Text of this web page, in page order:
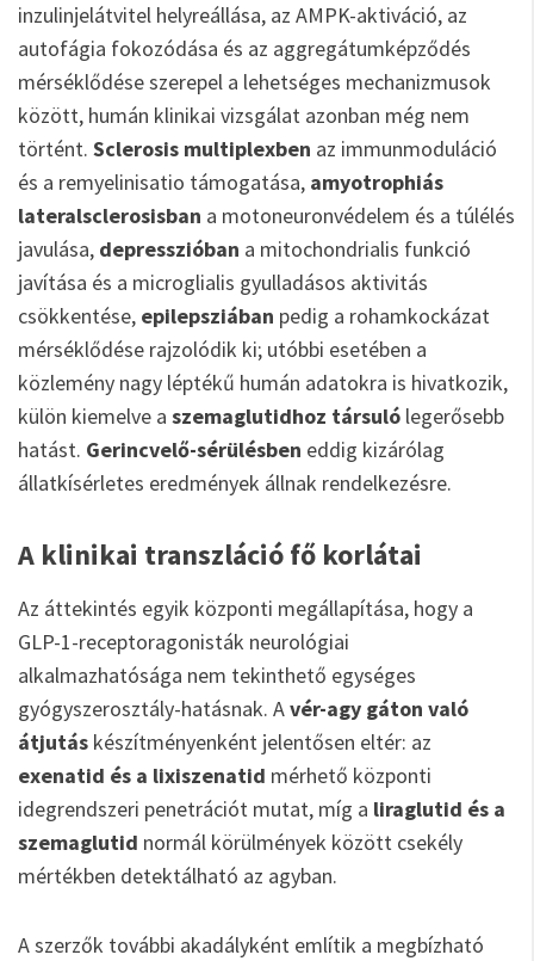
inzulinjelátvitel helyreállása, az AMPK-aktiváció, az
autofágia fokozódása és az aggregátumképződés
mérséklődése szerepel a lehetséges mechanizmusok
között, humán klinikai vizsgálat azonban még nem
történt. Sclerosis multiplexben az immunmoduláció
és a remyelinisatio támogatása, amyotrophiás
lateralsclerosisban a motoneuronvédelem és a túlélés
javulása, depresszióban a mitochondrialis funkció
javítása és a microglialis gyulladásos aktivitás
csökkentése, epilepsziában pedig a rohamkockázat
mérséklődése rajzolódik ki; utóbbi esetében a
közlemény nagy léptékű humán adatokra is hivatkozik,
külön kiemelve a szemaglutidhoz társuló legerősebb
hatást. Gerincvelő-sérülésben eddig kizárólag
állatkísérletes eredmények állnak rendelkezésre.
A klinikai transzláció fő korlátai
Az áttekintés egyik központi megállapítása, hogy a
GLP-1-receptoragonisták neurológiai
alkalmazhatósága nem tekinthető egységes
gyógyszerosztály-hatásnak. Avér-agy gáton való
átjutás készítményenként jelentősen eltér: az
exenatid és a lixiszenatid mérhető központi
idegrendszeri penetrációt mutat, míg a liraglutid és a
szemaglutid normál körülmények között csekély
mértékben detektálható az agyban.
A szerzők további akadályként említik a megbízható